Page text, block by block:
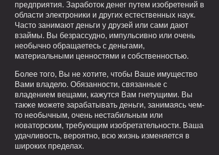
предприятия. Заработок денег путем изобретений в
области электроники и других естественных наук.
Часто занимают деньги у друзей или сами дают
взаймы. Вы безрассудно, импульсивно или очень
необычно обращаетесь с деньгами,
материальными ценностями и собственностью.
Более того, Вы не хотите, чтобы Ваше имущество
Вами владело. Обязанности, связанные с
владением вещами, кажутся Вам гнетущими. Вы
также можете зарабатывать деньги, занимаясь чем-
то необычным, очень нестабильным или
новаторским, требующим изобретательности. Ваша
удачливость, вероятно, всю жизнь изменяется в
широких пределах.